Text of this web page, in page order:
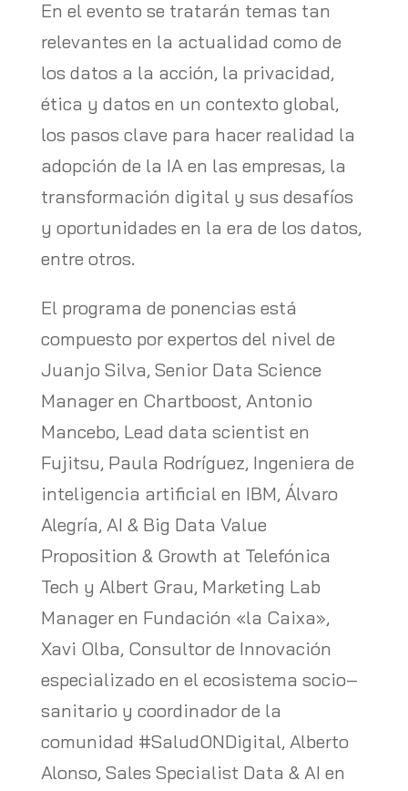
En el evento se tratarán temas tan
relevantes en la actualidad como de
los datos a la acción, la privacidad,
ética y datos en un contexto global,
los pasos clave para hacer realidad la
adopción de la IA en las empresas, la
transformación digital y sus desafíos
y oportunidades en la era de los datos,
entre otros.
El programa de ponencias está
compuesto por expertos del nivel de
Juanjo Silva, Senior Data Science
Manager en Chartboost, Antonio
Mancebo, Lead data scientist en
Fujitsu, Paula Rodríguez, Ingeniera de
inteligencia artificial en IBM, Álvaro
Alegría, AI & Big Data Value
Proposition & Growth at Telefónica
Tech y Albert Grau, Marketing Lab
Manager en Fundación «la Caixa»,
Xavi Olba, Consultor de Innovación
especializado en el ecosistema socio–
sanitario y coordinador de la
comunidad #SaludONDigital, Alberto
Alonso, Sales Specialist Data & AI en